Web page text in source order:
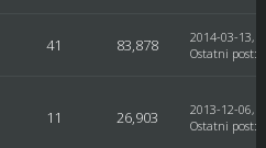
41 83,878
2014-03-13,
Ostatni post:
11 26,903
2013-12-06,
Ostatni post: